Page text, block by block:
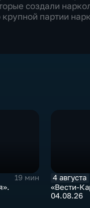
создали
партии
19 мин
4 августа
«Вести-
04.08.26